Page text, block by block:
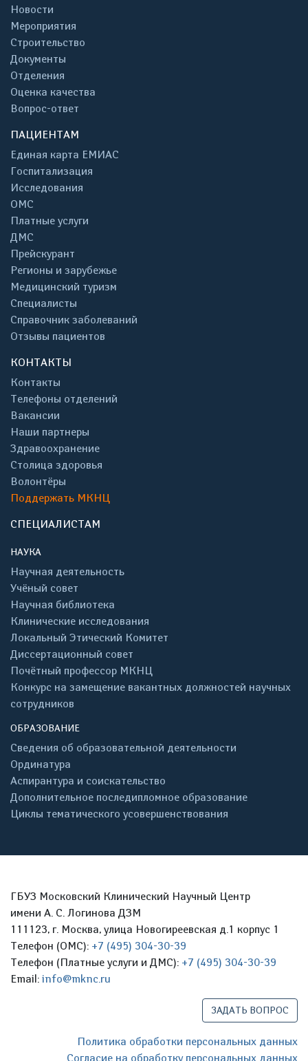
Новости
Мероприятия
Строительство
Документы
Отделения
Оценка качества
Вопрос-ответ
ПАЦИЕНТАМ
Единая карта ЕМИАС
Госпитализация
Исследования
ОМС
Платные услуги
ДМС
Прейскурант
Регионы и зарубежье
Медицинский туризм
Специалисты
Справочник заболеваний
Отзывы пациентов
КОНТАКТЫ
Контакты
Телефоны отделений
Вакансии
Наши партнеры
Здравоохранение
Столица здоровья
Волонтёры
Поддержать МКНЦ
СПЕЦИАЛИСТАМ
НАУКА
Научная деятельность
Учёный совет
Научная библиотека
Клинические исследования
Локальный Этический Комитет
Диссертационный совет
Почётный профессор МКНЦ
Конкурс на замещение вакантных должностей научных
сотрудников
ОБРАЗОВАНИЕ
Сведения об образовательной деятельности
Ординатура
Аспирантура и соискательство
Дополнительное последипломное образование
Циклы тематического усовершенствования
ГБУЗ Московский Клинический Научный Центр
имени А. С. Логинова ДЗМ
111123, г. Москва, улица Новогиреевская д.1 корпус 1
Телефон (ОМС): +7 (495) 304-30-39
Телефон (Платные услуги и ДМС): +7 (495) 304-30-39
Email: info@mknc.ru
ЗАДАТЬ ВОПРОС
Политика обработки персональных данных
Согласие на обработку персональных данных